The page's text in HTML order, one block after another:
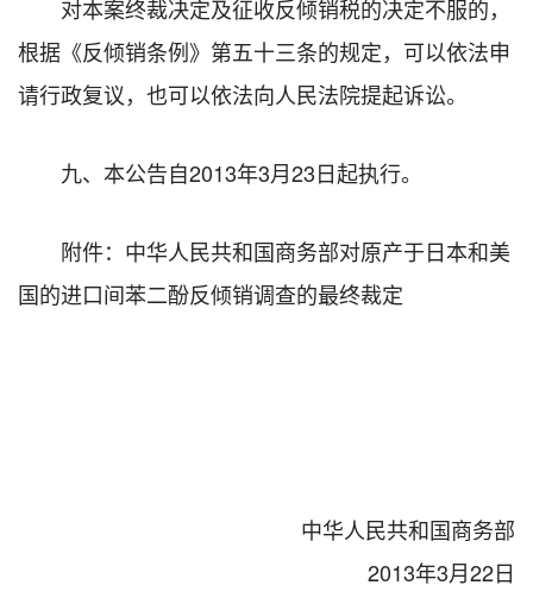
对本案终裁决定及征收反倾销税的决定不服的，
根据《反倾销条例》第五十三条的规定，可以依法申
请行政复议，也可以依法向人民法院提起诉讼。
九、本公告自2013年3月23日起执行。
附件：中华人民共和国商务部对原产于日本和美
国的进口间苯二酚反倾销调查的最终裁定
中华人民共和国商务部
2013年3月22日